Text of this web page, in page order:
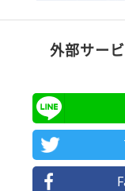
外部サー